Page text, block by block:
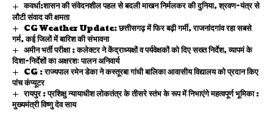
कवर्धा:शासन की संवेदनशील पहल से बदली माखन निर्मलकर की दुनिया, श्रवण-यंत्र से
लौटी संवाद की क्षमता
CG Weather Update: छत्तीसगढ़ में फिर बढ़ी गर्मी, राजनांदगांव रहा सबसे
गर्म, कई जिलों में बारिश की संभावना
अमीन भर्ती परीक्षा : कलेक्टर ने केंद्राध्यक्षों व पर्यवेक्षकों को दिए सख्त निर्देश, व्यापमं के
दिशा-निर्देशों का अक्षरशः पालन अनिवार्य
CG : राज्यपाल रमेन डेका ने कस्तूरबा गांधी बालिका आवासीय विद्यालय को प्रदान किए
पांच कंप्यूटर
रायपुर : प्रशिक्षु न्यायाधीश लोकतंत्र के तीसरे स्तंभ के रूप में निभाएंगे महत्वपूर्ण भूमिका :
मुख्यमंत्री विष्णु देव साय